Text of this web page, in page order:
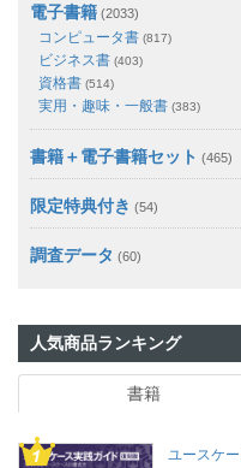
電子書籍 (2033)
コンピュータ書 (817)
ビジネス書 (403)
資格書 (514)
実用・趣味・一般書 (383)
書籍＋電子書籍セット (465)
限定特典付き (54)
調査データ (60)
人気商品ランキング
書籍
ユースケ